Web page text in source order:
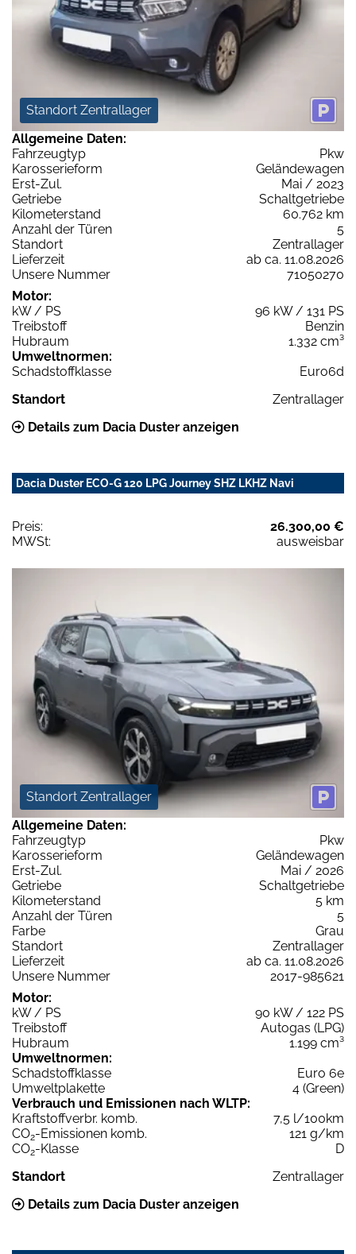
Standort Zentrallager
Allgemeine Daten:
Fahrzeugtyp
Pkw
Karosserieform
Geländewagen
Erst-Zul.
Mai / 2023
Getriebe
Schaltgetriebe
Kilometerstand
60.762 km
Anzahl der Türen
5
Standort
Zentrallager
Lieferzeit
ab ca. 11.08.2026
Unsere Nummer
71050270
Motor:
kW / PS
96 kW / 131 PS
Treibstoff
Benzin
Hubraum
1.332 cm³
Umweltnormen:
Schadstoffklasse
Euro6d
Standort
Zentrallager
Details zum Dacia Duster anzeigen
Dacia Duster ECO-G 120 LPG Journey SHZ LKHZ Navi
Preis:
26.300,00 €
MWSt:
ausweisbar
Standort Zentrallager
Allgemeine Daten:
Fahrzeugtyp
Pkw
Karosserieform
Geländewagen
Erst-Zul.
Mai / 2026
Getriebe
Schaltgetriebe
Kilometerstand
5 km
Anzahl der Türen
5
Farbe
Grau
Standort
Zentrallager
Lieferzeit
ab ca. 11.08.2026
Unsere Nummer
2017-985621
Motor:
kW / PS
90 kW / 122 PS
Treibstoff
Autogas (LPG)
Hubraum
1.199 cm³
Umweltnormen:
Schadstoffklasse
Euro 6e
Umweltplakette
4 (Green)
Verbrauch und Emissionen nach WLTP:
Kraftstoffverbr. komb.
7,5 l/100km
CO2-Emissionen komb.
121 g/km
CO2-Klasse
D
Standort
Zentrallager
Details zum Dacia Duster anzeigen